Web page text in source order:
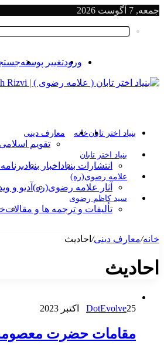
جمعه, 7 آگوست 2026
تغییر پوستهورود
بنیاد اختر تابانخانه معارف دینی
تقویم
بنیاد اختر تابان
انتشارات بنیاد اخبار بنیاد
علامه رضوی(ره)
آثار علامه رضوی(ره) آدیو و
سید کاظم رضوی
تألیفات و ترجمه ها و مقالات
خانه/معارف دینی/ احادیث
احادیث
DotEvolve25 اکتبر 2023
مقامات حضرت معصومه